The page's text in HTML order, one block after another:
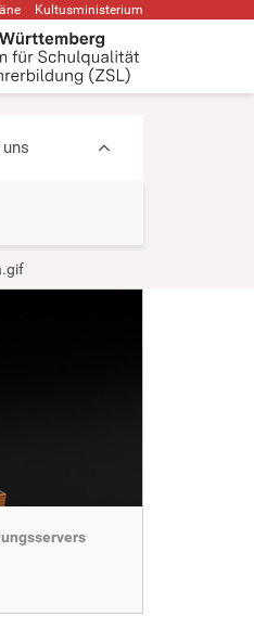
Kultusministerium
uns